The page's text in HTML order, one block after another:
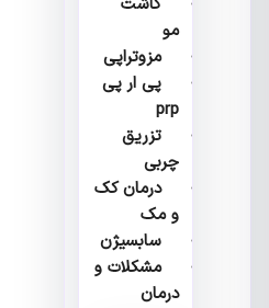
مو
مزوتراپی
پی ار پی
prp
تزریق
چربی
درمان کک
و مک
سابسیژن
مشکلات و
درمان